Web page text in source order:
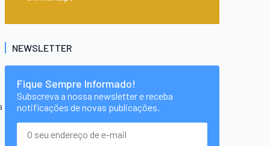
NEWSLETTER
Fique Sempre Informado!
Subscreva a nossa newsletter e receba
notificações de novas publicações.